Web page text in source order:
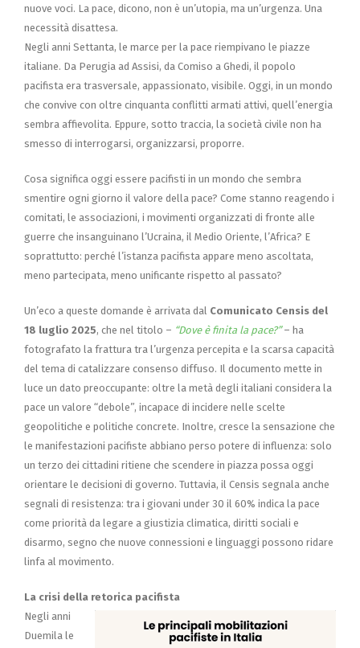
nuove voci. La pace, dicono, non è un’utopia, ma un’urgenza. Una
necessità disattesa.
Negli anni Settanta, le marce per la pace riempivano le piazze
italiane. Da Perugia ad Assisi, da Comiso a Ghedi, il popolo
pacifista era trasversale, appassionato, visibile. Oggi, in un mondo
che convive con oltre cinquanta conflitti armati attivi, quell’energia
sembra affievolita. Eppure, sotto traccia, la società civile non ha
smesso di interrogarsi, organizzarsi, proporre.
Cosa significa oggi essere pacifisti in un mondo che sembra
smentire ogni giorno il valore della pace? Come stanno reagendo i
comitati, le associazioni, i movimenti organizzati di fronte alle
guerre che insanguinano l’Ucraina, il Medio Oriente, l’Africa? E
soprattutto: perché l’istanza pacifista appare meno ascoltata,
meno partecipata, meno unificante rispetto al passato?
Un’eco a queste domande è arrivata dal Comunicato Censis del
18 luglio 2025, che nel titolo – “Dove è finita la pace?” – ha
fotografato la frattura tra l’urgenza percepita e la scarsa capacità
del tema di catalizzare consenso diffuso. Il documento mette in
luce un dato preoccupante: oltre la metà degli italiani considera la
pace un valore “debole”, incapace di incidere nelle scelte
geopolitiche e politiche concrete. Inoltre, cresce la sensazione che
le manifestazioni pacifiste abbiano perso potere di influenza: solo
un terzo dei cittadini ritiene che scendere in piazza possa oggi
orientare le decisioni di governo. Tuttavia, il Censis segnala anche
segnali di resistenza: tra i giovani under 30 il 60% indica la pace
come priorità da legare a giustizia climatica, diritti sociali e
disarmo, segno che nuove connessioni e linguaggi possono ridare
linfa al movimento.
La crisi della retorica pacifista
Negli anni
Duemila le